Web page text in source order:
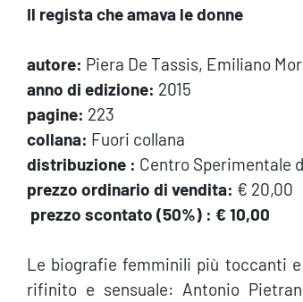
Il regista che amava le donne
autore: Piera De Tassis, Emiliano
anno di edizione: 2015
pagine: 223
collana: Fuori collana
distribuzione : Centro Sperimentale
prezzo ordinario di vendita: € 20,00
prezzo scontato (50%) : € 10,00
Le biografie femminili più toccanti
rifinito e sensuale: Antonio